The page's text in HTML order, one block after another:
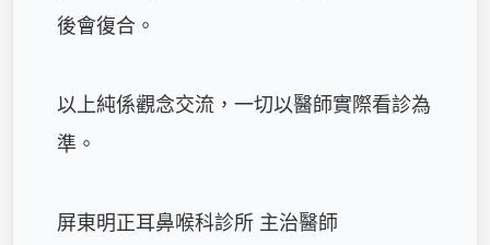
後會復合。
以上純係觀念交流，一切以醫師實際看診為
準。
屏東明正耳鼻喉科診所 主治醫師